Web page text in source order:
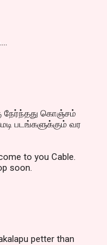
நேர்ந்தது கொஞ்சம்
படங்களுக்கும் வர
to you Cable.
soon.
petter than